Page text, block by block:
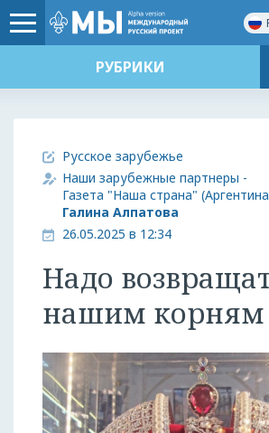
РУБРИКИ
Русское зарубежье
Наши зарубежные партнеры -
Газета "Наша страна"
Галина Алпатова
26.05.2025 в 12:34
Надо
нашим корням